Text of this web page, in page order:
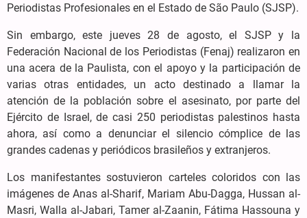
Periodistas Profesionales en el Estado de São Paulo (SJSP).
Sin embargo, este jueves 28 de agosto, el SJSP y la
Federación Nacional de los Periodistas (Fenaj) realizaron en
una acera de la Paulista, con el apoyo y la participación de
varias otras entidades, un acto destinado a llamar la
atención de la población sobre el asesinato, por parte del
Ejército de Israel, de casi 250 periodistas palestinos hasta
ahora, así como a denunciar el silencio cómplice de las
grandes cadenas y periódicos brasileños y extranjeros.
Los manifestantes sostuvieron carteles coloridos con las
imágenes de Anas al-Sharif, Mariam Abu-Dagga, Hussan al-
Masri, Walla al-Jabari, Tamer al-Zaanin, Fátima Hassouna y